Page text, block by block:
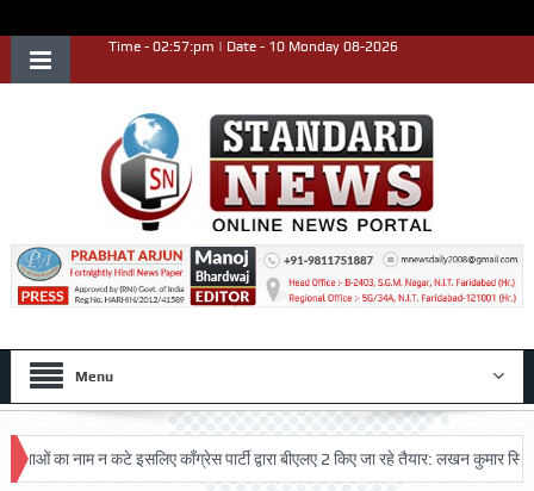
Time - 02:57:pm | Date - 10 Monday 08-2026
Menu
का नाम न कटे इसलिए काँग्रेस पार्टी द्वारा बीएलए 2 किए जा रहे तैयार: लखन कुमार सिंगला